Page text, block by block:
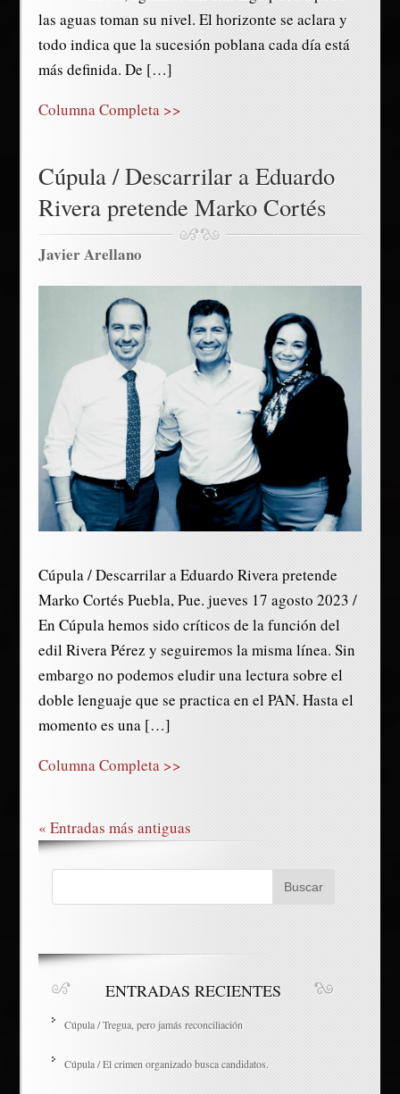
las aguas toman su nivel. El horizonte se aclara y
todo indica que la sucesión poblana cada día está
más definida. De […]
Columna Completa >>
Cúpula / Descarrilar a Eduardo
Rivera pretende Marko Cortés
Javier Arellano
Cúpula / Descarrilar a Eduardo Rivera pretende
Marko Cortés Puebla, Pue. jueves 17 agosto 2023 /
En Cúpula hemos sido críticos de la función del
edil Rivera Pérez y seguiremos la misma línea. Sin
embargo no podemos eludir una lectura sobre el
doble lenguaje que se practica en el PAN. Hasta el
momento es una […]
Columna Completa >>
« Entradas más antiguas
ENTRADAS RECIENTES
Cúpula / Tregua, pero jamás reconciliación
Cúpula / El crimen organizado busca candidatos.